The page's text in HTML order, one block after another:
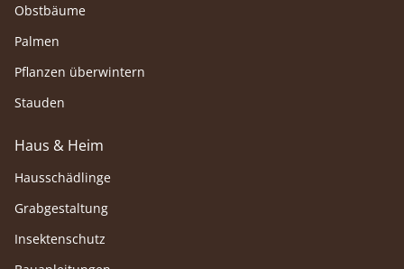
Obstbäume
Palmen
Pflanzen überwintern
Stauden
Haus & Heim
Hausschädlinge
Grabgestaltung
Insektenschutz